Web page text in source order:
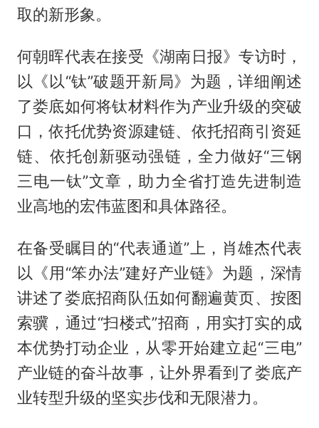
取的新形象。
何朝晖代表在接受《湖南日报》专访时，
以《以“钛”破题开新局》为题，详细阐述
了娄底如何将钛材料作为产业升级的突破
口，依托优势资源建链、依托招商引资延
链、依托创新驱动强链，全力做好“三钢
三电一钛”文章，助力全省打造先进制造
业高地的宏伟蓝图和具体路径。
在备受瞩目的“代表通道”上，肖雄杰代表
以《用“笨办法”建好产业链》为题，深情
讲述了娄底招商队伍如何翻遍黄页、按图
索骥，通过“扫楼式”招商，用实打实的成
本优势打动企业，从零开始建立起“三电”
产业链的奋斗故事，让外界看到了娄底产
业转型升级的坚实步伐和无限潜力。